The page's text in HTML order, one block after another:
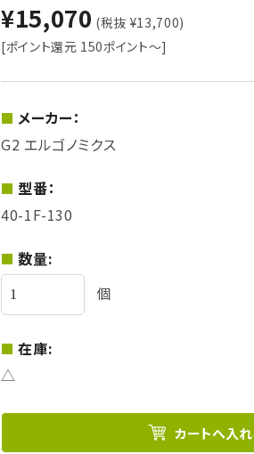
¥15,070 (税抜 ¥13,700)
[ポイント還元 150ポイント～]
メーカー：
G2 エルゴノミクス
型番：
40-1F-130
数量:
個
在庫:
△